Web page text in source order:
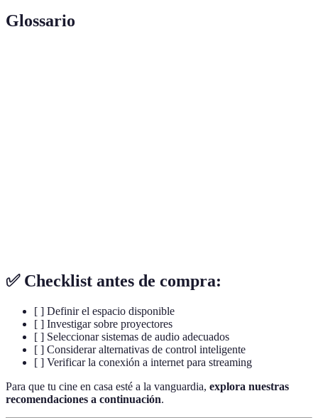
Glossario
✅ Checklist antes de compra:
[ ] Definir el espacio disponible
[ ] Investigar sobre proyectores
[ ] Seleccionar sistemas de audio adecuados
[ ] Considerar alternativas de control inteligente
[ ] Verificar la conexión a internet para streaming
Para que tu cine en casa esté a la vanguardia, explora nuestras
recomendaciones a continuación.